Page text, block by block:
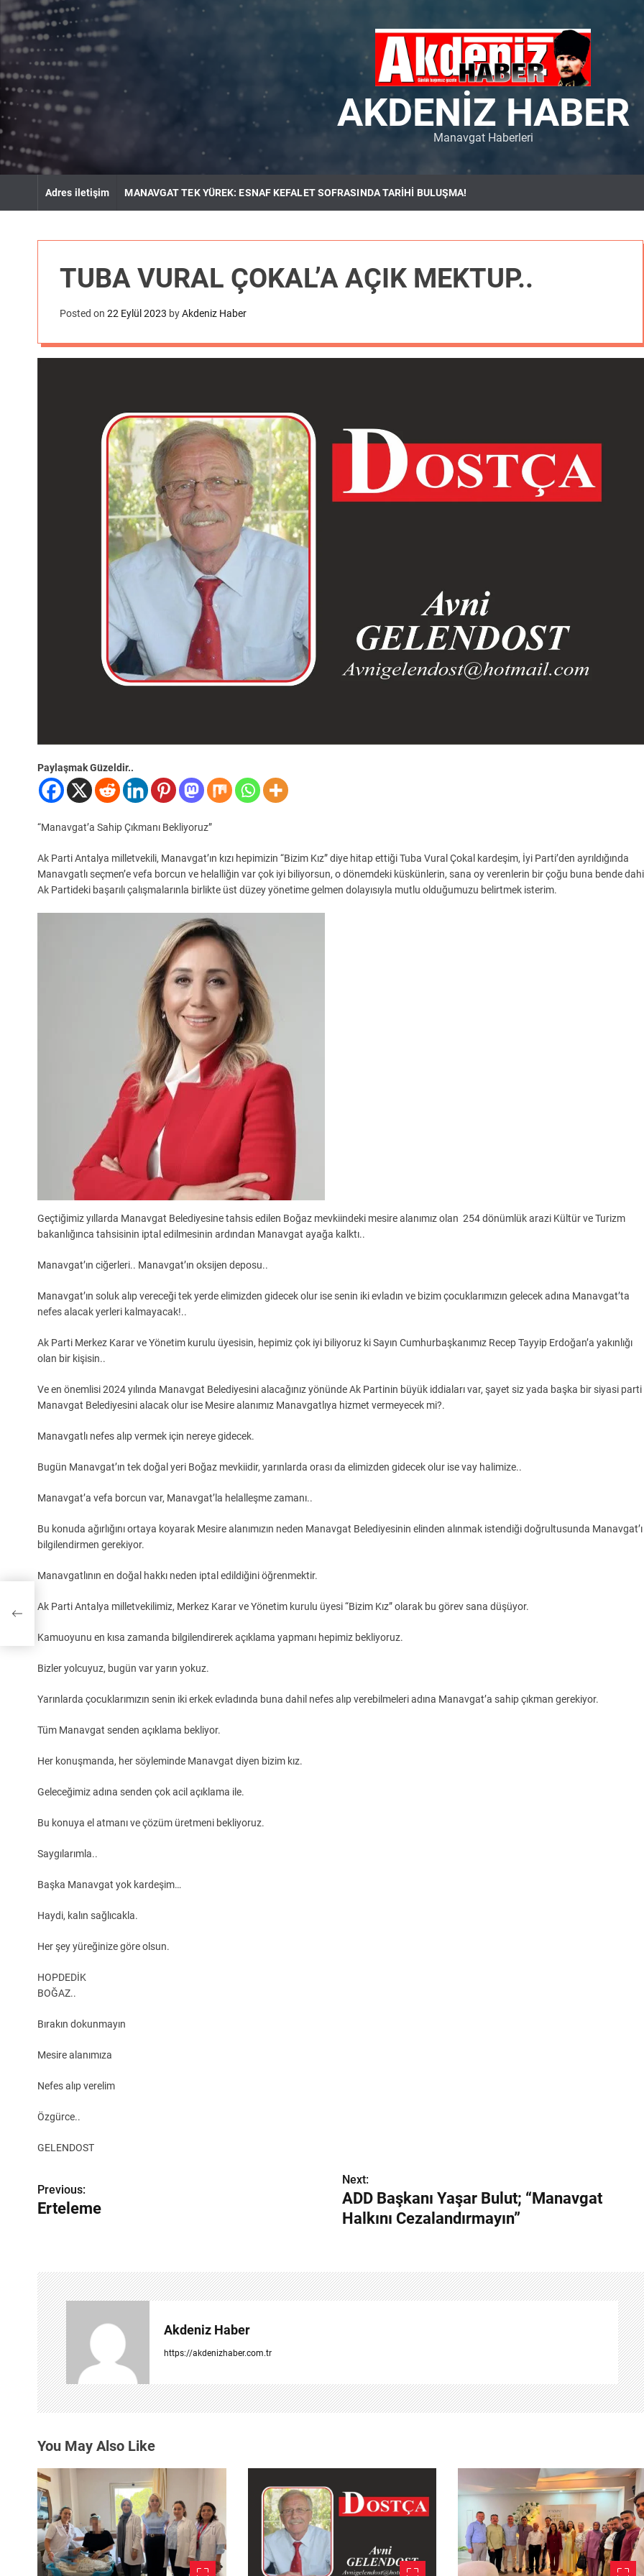
k
t
c
o
n
e
AKDENIZ HABER
Manavgat Haberleri
Adres iletişim MANAVGAT TEK YÜREK: ESNAF KEFALET SOFRASINDA TARİHİ BULUŞMA!
TUBA VURAL ÇOKAL’A AÇIK MEKTUP..
Posted on 22 Eylül 2023 byAkdeniz Haber
Paylaşmak Güzeldir..
“Manavgat’a Sahip Çıkmanı Bekliyoruz”
Ak Parti Antalya milletvekili, Manavgat’ın kızı hepimizin “Bizim Kız” diye hitap ettiği Tuba Vural Çokal kardeşim, İyi Parti’den ayrıldığında
Manavgatlı seçmen’e vefa borcun ve helalliğin var çok iyi biliyorsun, o dönemdeki küskünlerin, sana oy verenlerin bir çoğu buna bende
Ak Partideki başarılı çalışmalarınla birlikte üst düzey yönetime gelmen dolayısıyla mutlu olduğumuzu belirtmek isterim.
Geçtiğimiz yıllarda Manavgat Belediyesine tahsis edilen Boğaz mevkiindeki mesire alanımız olan 254 dönümlük arazi Kültür ve Turizm
bakanlığınca tahsisinin iptal edilmesinin ardından Manavgat ayağa kalktı..
Manavgat’ın ciğerleri.. Manavgat’ın oksijen deposu..
Manavgat’ın soluk alıp vereceği tek yerde elimizden gidecek olur ise senin iki evladın ve bizim çocuklarımızın gelecek adına Manavgat’ta
nefes alacak yerleri kalmayacak!..
Ak Parti Merkez Karar ve Yönetim kurulu üyesisin, hepimiz çok iyi biliyoruz ki Sayın Cumhurbaşkanımız Recep Tayyip Erdoğan’a yakınlığı
olan bir kişisin..
Ve en önemlisi 2024 yılında Manavgat Belediyesini alacağınız yönünde Ak Partinin büyük iddiaları var, şayet siz yada başka bir siyasi parti
Manavgat Belediyesini alacak olur ise Mesire alanımız Manavgatlıya hizmet vermeyecek mi?.
Manavgatlı nefes alıp vermek için nereye gidecek.
Bugün Manavgat’ın tek doğal yeri Boğaz mevkiidir, yarınlarda orası da elimizden gidecek olur ise vay halimize..
Manavgat’a vefa borcun var, Manavgat’la helalleşme zamanı..
Bu konuda ağırlığını ortaya koyarak Mesire alanımızın neden Manavgat Belediyesinin elinden alınmak istendiği doğrultusunda Manavgat’ı
bilgilendirmen gerekiyor.
Manavgatlının en doğal hakkı neden iptal edildiğini öğrenmektir.
Ak Parti Antalya milletvekilimiz, Merkez Karar ve Yönetim kurulu üyesi “Bizim Kız” olarak bu görev sana düşüyor.
Kamuoyunu en kısa zamanda bilgilendirerek açıklama yapmanı hepimiz bekliyoruz.
Bizler yolcuyuz, bugün var yarın yokuz.
Yarınlarda çocuklarımızın senin iki erkek evladında buna dahil nefes alıp verebilmeleri adına Manavgat’a sahip çıkman gerekiyor.
Tüm Manavgat senden açıklama bekliyor.
Her konuşmanda, her söyleminde Manavgat diyen bizim kız.
Geleceğimiz adına senden çok acil açıklama ile.
Bu konuya el atmanı ve çözüm üretmeni bekliyoruz.
Saygılarımla..
Başka Manavgat yok kardeşim…
Haydi, kalın sağlıcakla.
Her şey yüreğinize göre olsun.
HOPDEDİK
BOĞAZ..
Bırakın dokunmayın
Mesire alanımıza
Nefes alıp verelim
Özgürce..
GELENDOST
Y
a
g
e
z
i
n
e
s
i
Previous:
Erteleme
Next:
ADD Başkanı Yaşar Bulut; “Manavgat
Halkını Cezalandırmayın”
Akdeniz Haber
https://akdenizhaber.com.tr
You May Also Like